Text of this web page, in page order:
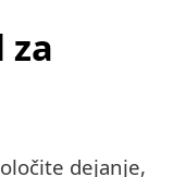
za
dejanje,